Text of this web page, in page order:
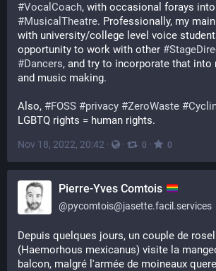
#VocalCoach
#MusicalTheatre. Professionally, my
with university/college level voice
opportunity to work with other #
#Dancers, and try to incorporate that into
and music making.
Also, #FOSS #privacy #ZeroWaste #
LGBTQ rights = human rights.
Nov 18, 2022, 20:42 · · 0 · 0
Pierre-Yves Comtois
@pycomtois@jasette.facil.services
Depuis quelques jours, un couple de
(Haemorhous mexicanus) visite la
balcon, malgré l'armée de moineaux